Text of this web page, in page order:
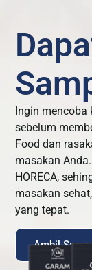
Ingin mencoba
sebelum
Food dan
masakan
HORECA,
masakan
yang tepat.
Ambil